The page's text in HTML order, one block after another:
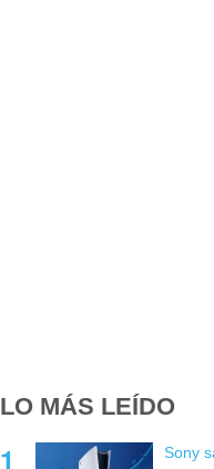
LO MÁS LEÍDO
Sony